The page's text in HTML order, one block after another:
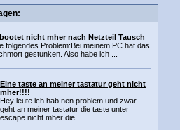
nicht mher nach Netzteil Tausch
folgendes Problem:Bei meinem PC hat das
gestunken. Also habe ich ...
Eine taste an meiner tastatur geht nicht
mher!!!!
Hey leute ich hab nen problem und zwar
geht an meiner tastatur die taste unter
escape nicht mher die...